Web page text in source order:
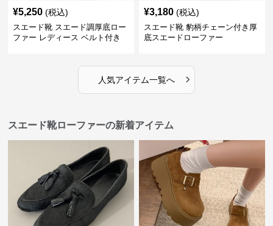
¥5,250 (税込)
スエード靴 スエード調厚底ロー
ファー レディース ベルト付き
¥3,180 (税込)
スエード靴 豹柄チェーン付き厚
底スエードローファー
人気アイテム一覧へ ›
スエード靴ローファーの新着アイテム